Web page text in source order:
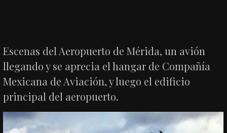
Escenas del Aeropuerto de Mérida, un avión
llegando y se aprecia el hangar de Compañía
Mexicana de Aviación, y luego el edificio
principal del aeropuerto.